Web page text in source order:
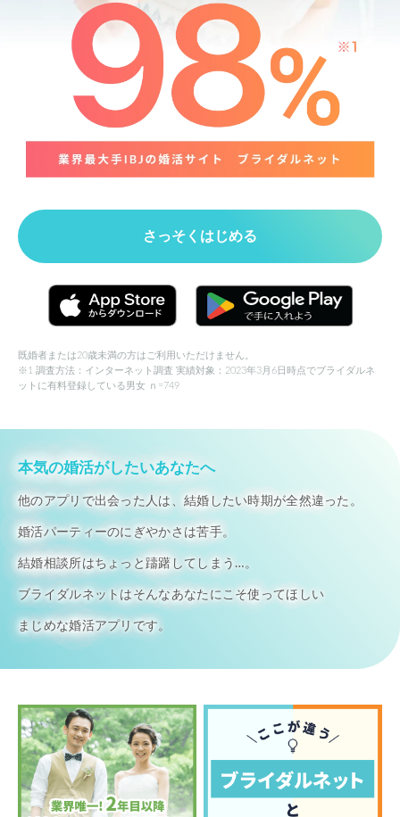
さっそくはじめる
既婚者または20歳未満の方はご利用いただけません。
※1 調査方法：インターネット調査 実績対象：2023年3月6日時点でブライダルネ
ットに有料登録している男女 ｎ=749
本気の婚活がしたいあなたへ
他のアプリで出会った人は、結婚したい時期が全然違った。
婚活パーティーのにぎやかさは苦手。
結婚相談所はちょっと躊躇してしまう…。
ブライダルネットはそんなあなたにこそ使ってほしい
まじめな婚活アプリです。